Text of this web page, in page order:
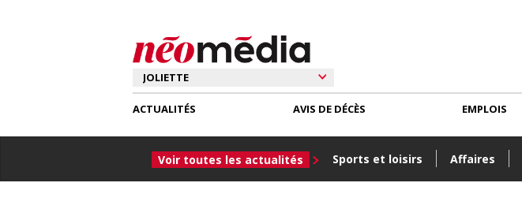
ACTUALITÉS
Voir toutes les actualités Sports et loisirs Affaires
AVIS DE DÉCÈS EMPLOIS